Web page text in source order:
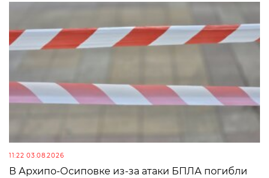
11:22 03.08.2026
В Архипо-Осиповке из-за атаки БПЛА погибли